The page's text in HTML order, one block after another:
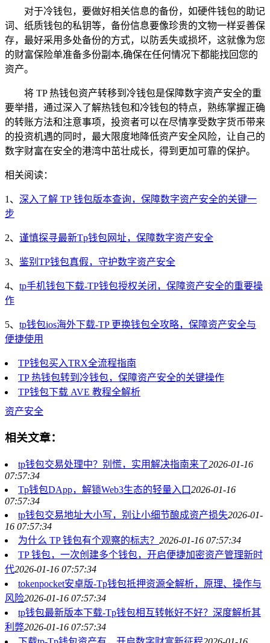
对于冷钱包，要做好相关信息的备份，如硬件钱包的助记
词、纸质钱包的私钥等，备份信息要像珍贵的文物一样妥善保
存，最好采用多处备份的方式，以防丢失或损坏，这就像为您
的财富保险单准备多份副本,确保在任何情况下都能找回您的
资产。
将 TP 热钱包资产转移到冷钱包是保障数字资产安全的重
要举措，通过深入了解热钱包和冷钱包的特点，熟练掌握正确
的转账方法和注意事项，投资者可以在尽情享受数字货币带来
的投资机遇的同时，最大限度地降低资产安全风险，让自己的
数字财富在安全的港湾中茁壮成长，得到更加可靠的保护。
相关阅读：
1、 深入了解 TP 钱包版本查询，保障数字资产安全的关键一
步
2、 谨慎探寻最新Tp钱包网址，保障数字资产安全
3、 鉴别TP钱包真假，守护数字资产安全
4、 tp手机钱包下载-TP钱包授权关闭，保障资产安全的重要操
作
5、 tp钱包ios海外下载-TP 更换钱包全攻略，保障资产安全与
便捷使用
TP钱包买入TRX全流程指南
TP 热钱包转到冷钱包，保障资产安全的关键操作
TP钱包下载 AVE 教程全解析
资产安全
相关文章：
tp钱包交易处理中？别慌，实用解决指南来了2026-01-16
07:57:34
Tp钱包DApp，解锁Web3生态的轻量入口2026-01-16
07:57:34
tp钱包交易地址大小写，别让小细节酿成资产损失2026-01-
16 07:57:34
为什么 TP 钱包有个观察的标志？ 2026-01-16 07:57:34
TP 钱包，一次创建多个钱包，开启便捷加密资产管理新时
代2026-01-16 07:57:34
tokenpocket安卓版-Tp钱包抵押资源全解析，原理、操作与
风险2026-01-16 07:57:34
tp钱包最新版本下载-Tp钱包相互转帐好不好？深度解析其
利弊2026-01-16 07:57:34